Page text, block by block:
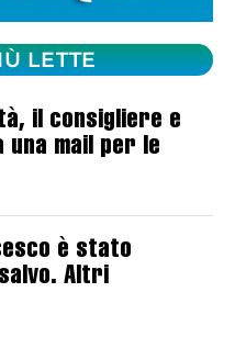
LETTE
il consigliere e
mail per le
è stato
Altri